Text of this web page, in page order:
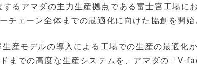
るアマダの主力生産拠点である富士宮工場に
ェーン全体までの最適化に向けた協創を開始
産モデルの導入による工場での生産の最適化
までの高度な生産システムを、アマダの「V-